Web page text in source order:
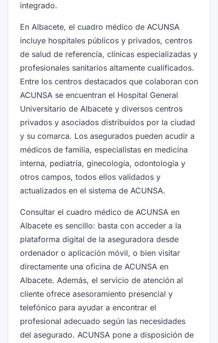
integrado.
En Albacete, el cuadro médico de ACUNSA
incluye hospitales públicos y privados, centros
de salud de referencia, clínicas especializadas y
profesionales sanitarios altamente cualificados.
Entre los centros destacados que colaboran con
ACUNSA se encuentran el Hospital General
Universitario de Albacete y diversos centros
privados y asociados distribuidos por la ciudad
y su comarca. Los asegurados pueden acudir a
médicos de familia, especialistas en medicina
interna, pediatría, ginecología, odontología y
otros campos, todos ellos validados y
actualizados en el sistema de ACUNSA.
Consultar el cuadro médico de ACUNSA en
Albacete es sencillo: basta con acceder a la
plataforma digital de la aseguradora desde
ordenador o aplicación móvil, o bien visitar
directamente una oficina de ACUNSA en
Albacete. Además, el servicio de atención al
cliente ofrece asesoramiento presencial y
telefónico para ayudar a encontrar el
profesional adecuado según las necesidades
del asegurado. ACUNSA pone a disposición de